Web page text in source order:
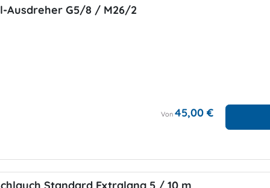
Ausdreher G5/8 / M26/2
Von 45,00 €